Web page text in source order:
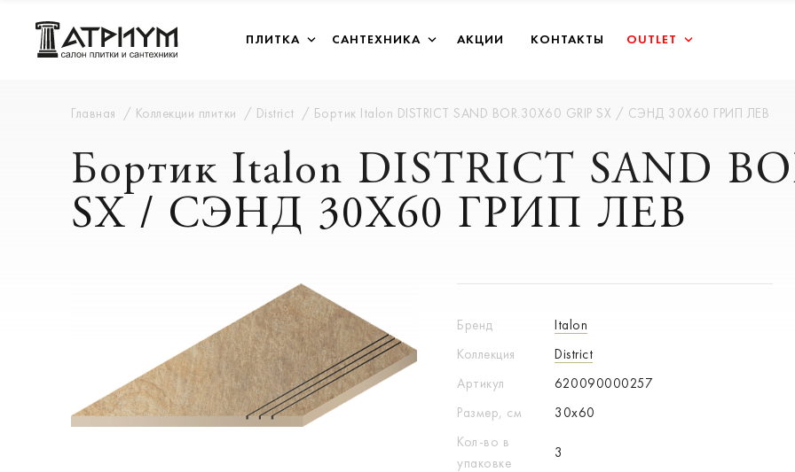
ПЛИТКА САНТЕХНИКА АКЦИИ КОНТАКТЫ OUTLET
Главная Коллекции плитки District Бортик Italon DISTRICT SAND BOR.30X60 GRIP SX / СЭНД 30X60 ГРИП ЛЕВ
Бортик Italon DISTRICT SAND
SX / СЭНД 30X60 ГРИП ЛЕВ
Бренд
Italon
Коллекция
District
Артикул
620090000257
Размер, см
30x60
Кол-во в
упаковке
3